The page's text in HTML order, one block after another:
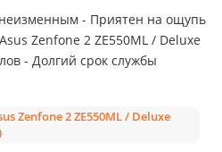
- Приятен на ощупь
Zenfone 2 ZE550ML / Deluxe
- Долгий срок службы
Zenfone 2 ZE550ML / Deluxe